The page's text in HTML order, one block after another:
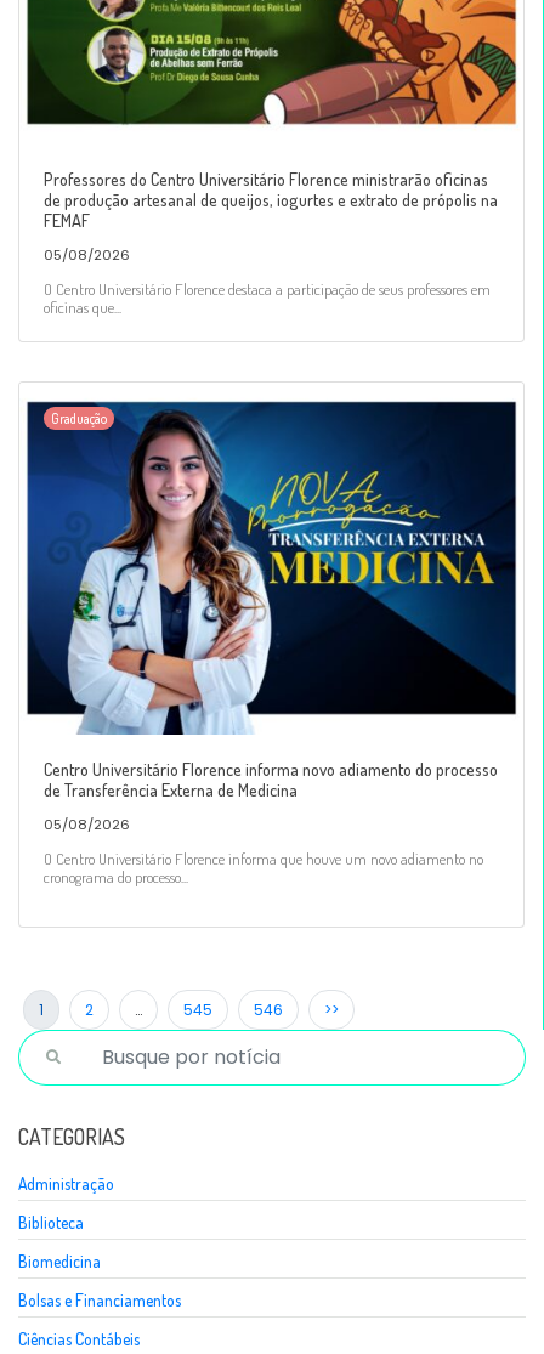
Professores do Centro Universitário Florence ministrarão oficinas
de produção artesanal de queijos, iogurtes e extrato de própolis na
FEMAF
05/08/2026
O Centro Universitário Florence destaca a participação de seus professores em
oficinas que...
Graduação
Centro Universitário Florence informa novo adiamento do processo
de Transferência Externa de Medicina
05/08/2026
O Centro Universitário Florence informa que houve um novo adiamento no
cronograma do processo...
1 2 … 545 546 >>
CATEGORIAS
Administração
Biblioteca
Biomedicina
Bolsas e Financiamentos
Ciências Contábeis